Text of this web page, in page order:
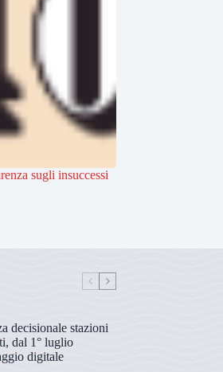
sugli insuccessi
decisionale stazioni
dal 1° luglio
digitale